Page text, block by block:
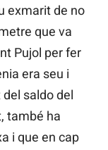
exmarit de no
que va
Pujol per fer
era seu i
saldo del
també ha
i que en cap